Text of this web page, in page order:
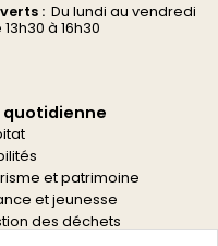
:Du lundi au vendredi
à 16h30
quotidienne
et patrimoine
et jeunesse
des déchets